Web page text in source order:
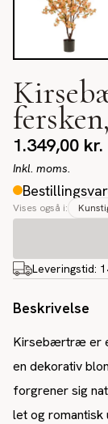
1.349,00 kr.
Inkl. moms.
Vises også i:
Leveringstid:
Beskrivelse
Kirsebærtræ er
en dekorativ
forgrener sig
let og romantisk